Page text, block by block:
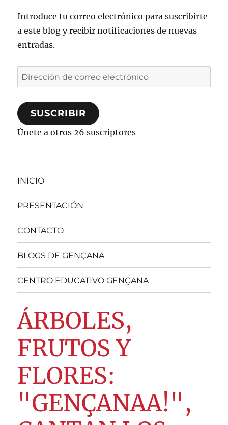
Introduce tu correo electrónico para suscribirte
a este blog y recibir notificaciones de nuevas
entradas.
Dirección
de
correo
electrónico
SUSCRIBIR
Únete a otros 26 suscriptores
INICIO
PRESENTACIÓN
CONTACTO
BLOGS DE GENÇANA
CENTRO EDUCATIVO GENÇANA
ÁRBOLES,
FRUTOS Y
FLORES:
"GENÇANAA!",